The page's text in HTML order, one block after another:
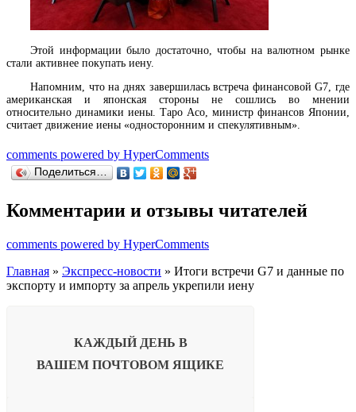
Этой информации было достаточно, чтобы на валютном рынке
стали активнее покупать иену.
Напомним, что на днях завершилась встреча финансовой G7, где
американская и японская стороны не сошлись во мнении
относительно динамики иены. Таро Асо, министр финансов Японии,
считает движение иены «односторонним и спекулятивным».
comments powered by HyperComments
Поделиться…
Комментарии и отзывы читателей
comments powered by HyperComments
Главная » Экспресс-новости » Итоги встречи G7 и данные по
экспорту и импорту за апрель укрепили иену
КАЖДЫЙ ДЕНЬ В
ВАШЕМ ПОЧТОВОМ ЯЩИКЕ